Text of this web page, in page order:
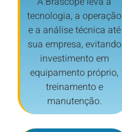
tecnologia, a operação
e a análise técnica até
sua empresa, evitando
investimento em
equipamento próprio,
treinamento e
manutenção.